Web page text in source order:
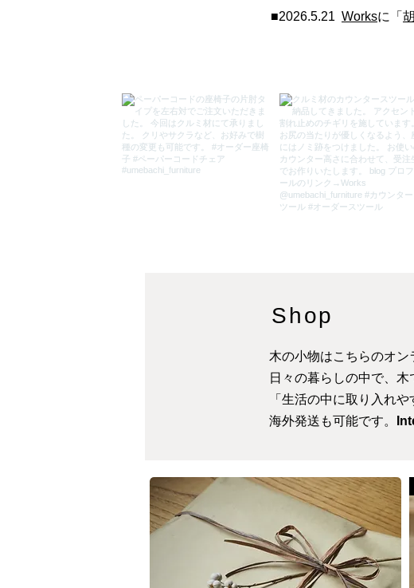
■2026.5.21 Worksに「
Shop
木の小物はこちらのオ
日々の暮らしの中で、木
「生活の中に取り入れ
海外発送も可能です。